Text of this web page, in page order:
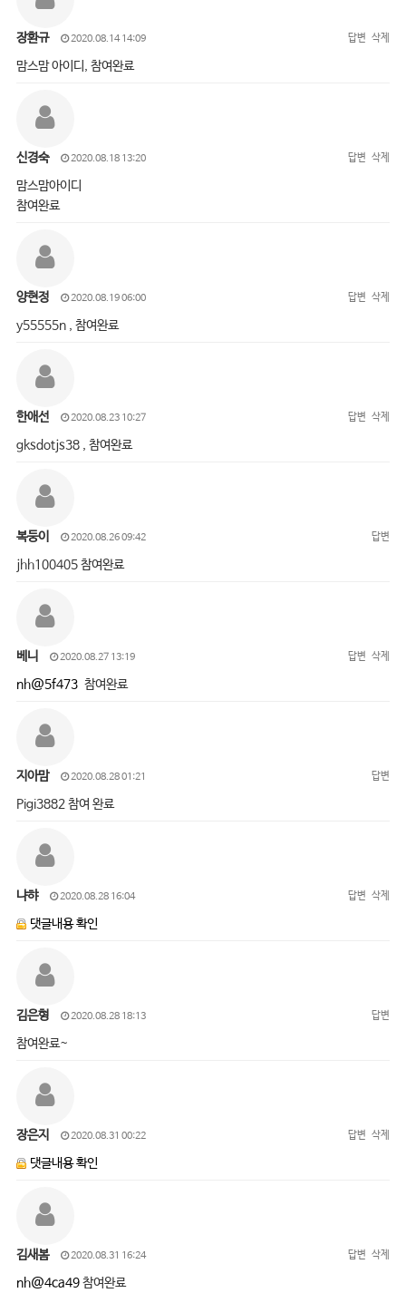
장환규 2020.08.14 14:09 답변 삭제
맘스맘 아이디, 참여완료
신경숙 2020.08.18 13:20 답변 삭제
맘스맘아이디
참여완료
양현정 2020.08.19 06:00 답변 삭제
y55555n , 참여완료
한애선 2020.08.23 10:27 답변 삭제
gksdotjs38 , 참여완료
복둥이 2020.08.26 09:42 답변
jhh100405 참여완료
베니 2020.08.27 13:19 답변 삭제
nh@5f473참여완료
지아맘 2020.08.28 01:21 답변
Pigi3882 참여 완료
냐햐 2020.08.28 16:04 답변 삭제
댓글내용 확인
김은형 2020.08.28 18:13 답변
참여완료~
장은지 2020.08.31 00:22 답변 삭제
댓글내용 확인
김새봄 2020.08.31 16:24 답변 삭제
nh@4ca49참여완료